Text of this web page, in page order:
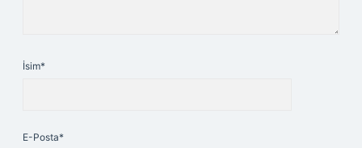
İsim*
E-Posta*